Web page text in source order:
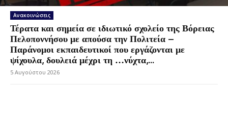
Ανακοινώσεις
Τέρατα και σημεία σε ιδιωτικό σχολείο της Βόρειας
Πελοποννήσου με απούσα την Πολιτεία –
Παράνομοι εκπαιδευτικοί που εργάζονται με
ψίχουλα, δουλειά μέχρι τη …νύχτα,...
5 Αυγούστου 2026